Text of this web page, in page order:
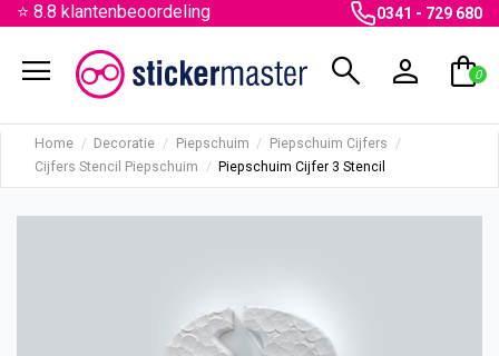
⭐ 8.8 klantenbeoordeling 0341 - 729 680
menu search person shopping_bag
0
Home Decoratie Piepschuim
Piepschuim Cijfers
Cijfers Stencil Piepschuim
Piepschuim Cijfer 3 Stencil